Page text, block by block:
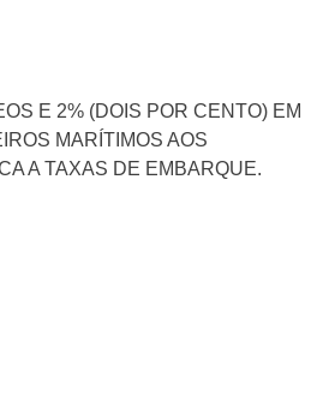
E 2% (DOIS POR CENTO) EM
MARÍTIMOS AOS
A TAXAS DE EMBARQUE.